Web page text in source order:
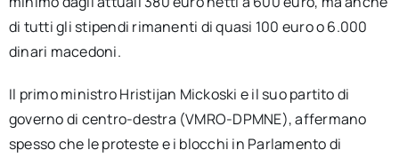
di tutti gli stipendi rimanenti di quasi 100 euro o 6.000
dinari macedoni.
Il primo ministro Hristijan Mickoski e il suo partito di
governo di centro-destra (VMRO-DPMNE), affermano
spesso che le proteste e i blocchi in Parlamento di